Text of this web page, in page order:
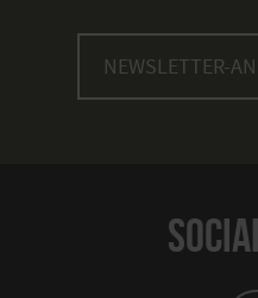
NEWSLETTER-